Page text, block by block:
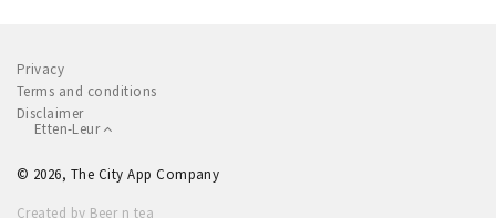
Privacy
Terms and conditions
Disclaimer
Etten-Leur
© 2026, The City App Company
Created by Beer n tea